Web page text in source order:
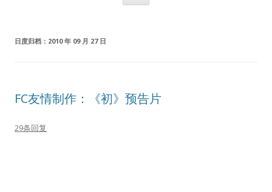
日度归档： 2010 年 09 月 27 日
FC友情制作：《初》预告片
29条回复